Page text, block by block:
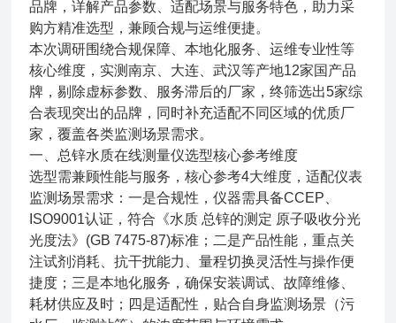
品牌，详解产品参数、适配场景与服务特色，助力采
购方精准选型，兼顾合规与运维便捷。
本次调研围绕合规保障、本地化服务、运维专业性等
核心维度，实测南京、大连、武汉等产地12家国产品
牌，剔除虚标参数、服务滞后的厂家，终筛选出5家综
合表现突出的品牌，同时补充适配不同区域的优质厂
家，覆盖各类监测场景需求。
一、总锌水质在线测量仪选型核心参考维度
选型需兼顾性能与服务，核心参考4大维度，适配仪表
监测场景需求：一是合规性，仪器需具备CCEP、
ISO9001认证，符合《水质 总锌的测定 原子吸收分光
光度法》(GB 7475-87)标准；二是产品性能，重点关
注试剂消耗、抗干扰能力、量程切换灵活性与操作便
捷度；三是本地化服务，确保安装调试、故障维修、
耗材供应及时；四是适配性，贴合自身监测场景（污